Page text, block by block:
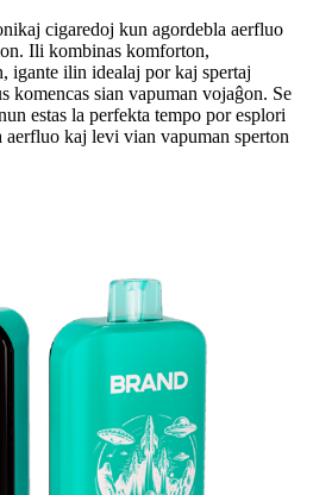
cigaredoj kun agordebla aerfluo
Ili kombinas komforton,
igante ilin idealaj por kaj spertaj
komencas sian vapuman vojaĝon. Se
estas la perfekta tempo por esplori
aerfluo kaj levi vian vapuman sperton